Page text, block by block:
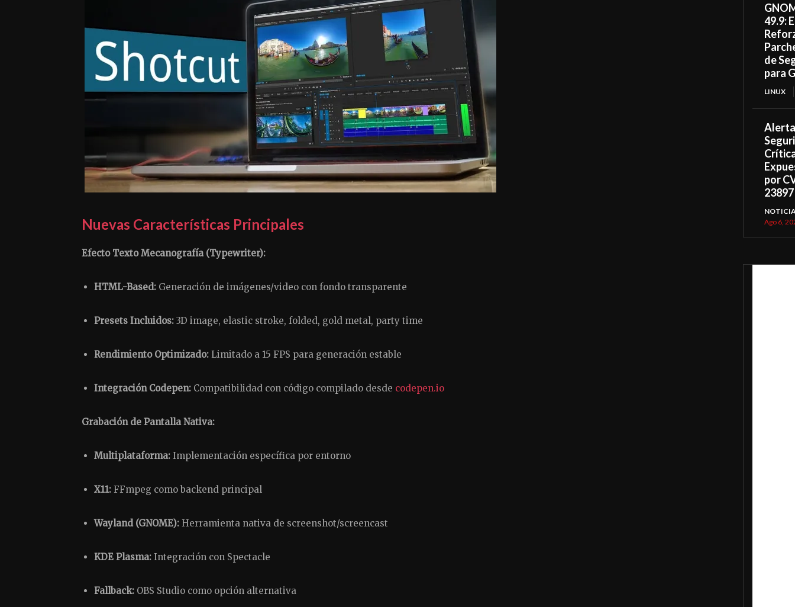
Nuevas Características Principales
Efecto Texto Mecanografía (Typewriter):
HTML-Based: Generación de imágenes/video con fondo transparente
Presets Incluidos: 3D image, elastic stroke, folded, gold metal, party time
Rendimiento Optimizado: Limitado a 15 FPS para generación estable
Integración Codepen: Compatibilidad con código compilado desde codepen.io
Grabación de Pantalla Nativa:
Multiplataforma: Implementación específica por entorno
X11: FFmpeg como backend principal
Wayland (GNOME): Herramienta nativa de screenshot/screencast
KDE Plasma: Integración con Spectacle
Fallback: OBS Studio como opción alternativa
49.9:
de
para
LINUX
por
23897
Ago 6,